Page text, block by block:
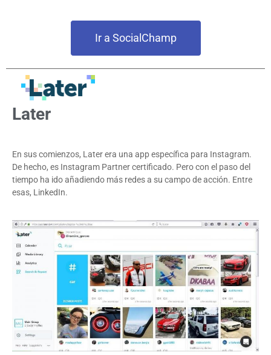
Ir a SocialChamp
Later
En sus comienzos, Later era una app específica para Instagram.
De hecho, es Instagram Partner certificado. Pero con el paso del
tiempo ha ido añadiendo más redes a su campo de acción. Entre
esas, LinkedIn.